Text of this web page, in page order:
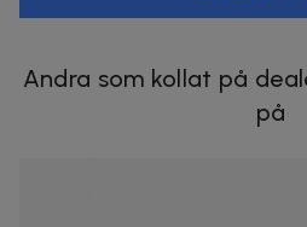
Andra som kollat på
på